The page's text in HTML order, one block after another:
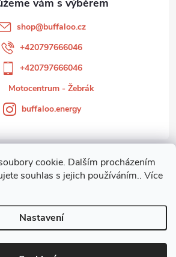
cookie. Dalším procházením
souhlas s jejich používáním.. Více
Nastavení
shop@buffaloo.cz
+420797666046
+420797666046
Motocentrum - Žebrák
buffaloo.energy
- Žebrák. Všechna práva vyhrazena.